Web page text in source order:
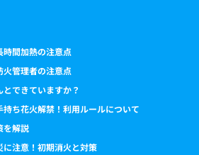
間加熱の注意点
火管理者の注意点
できていますか？
ち花火解禁！利用ルールについて
を解説
注意！初期消火と対策